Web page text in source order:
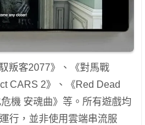
叛客2077》、《對馬戰
CARS 2》、《Red Dead
機 安魂曲》等。所有遊戲均
行，並非使用雲端串流服